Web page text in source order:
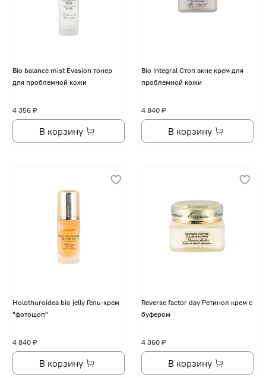
Bio balance mist Evasion тонер
для проблемной кожи
4 356 ₽
В корзину
Bio integral Стоп акне крем для
проблемной кожи
4 840 ₽
В корзину
Holothuroidea bio jelly Гель-крем
"фотошоп"
4 840 ₽
В корзину
Reverse factor day Ретинол крем с
буфером
4 360 ₽
В корзину